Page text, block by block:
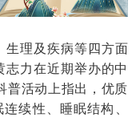
生理及疾病等四方面
志力在近期举办的中
普活动上指出，优质
续性、睡眠结构、